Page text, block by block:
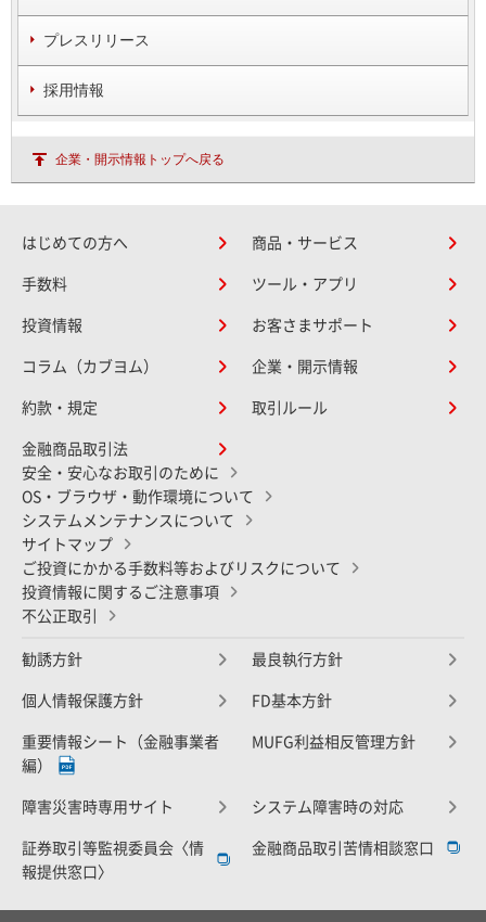
プレスリリース
採用情報
企業・開示情報トップへ戻る
はじめての方へ 商品・サービス
手数料 ツール・アプリ
投資情報 お客さまサポート
コラム（カブヨム） 企業・開示情報
約款・規定 取引ルール
金融商品取引法
安全・安心なお取引のために
OS・ブラウザ・動作環境について
システムメンテナンスについて
サイトマップ
ご投資にかかる手数料等およびリスクについて
投資情報に関するご注意事項
不公正取引
勧誘方針 最良執行方針
個人情報保護方針 FD基本方針
重要情報シート（金融事業者
編）
MUFG利益相反管理方針
障害災害時専用サイト システム障害時の対応
証券取引等監視委員会〈情
報提供窓口〉
金融商品取引苦情相談窓口